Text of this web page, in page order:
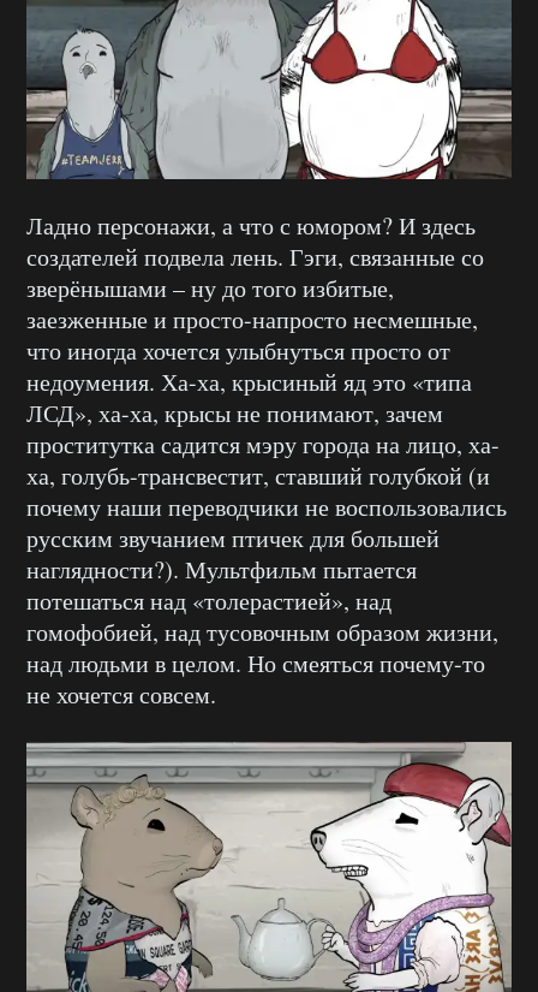
Ладно персонажи, а что с юмором? И здесь
создателей подвела лень. Гэги, связанные со
зверёнышами – ну до того избитые,
заезженные и просто-напросто несмешные,
что иногда хочется улыбнуться просто от
недоумения. Ха-ха, крысиный яд это «типа
ЛСД», ха-ха, крысы не понимают, зачем
проститутка садится мэру города на лицо, ха-
ха, голубь-трансвестит, ставший голубкой (и
почему наши переводчики не воспользовались
русским звучанием птичек для большей
наглядности?). Мультфильм пытается
потешаться над «толерастией», над
гомофобией, над тусовочным образом жизни,
над людьми в целом. Но смеяться почему-то
не хочется совсем.